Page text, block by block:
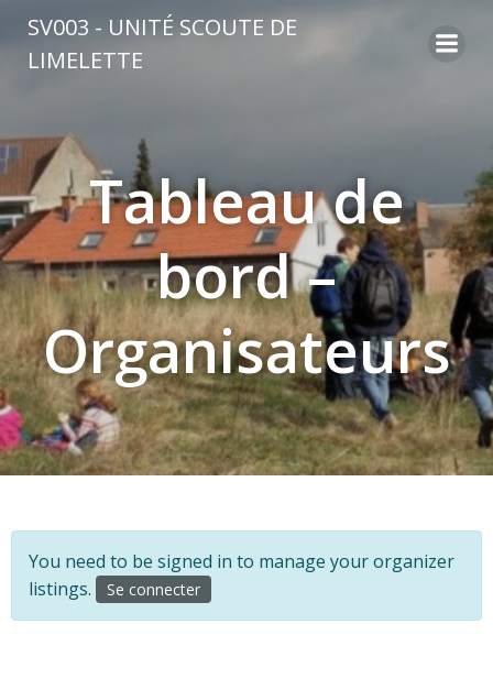
au
SV003 - UNITÉ SCOUTE DE
LIMELETTE
Tableau de
bord –
Organisateurs
You need to be signed in to manage your organizer
listings.
Se connecter